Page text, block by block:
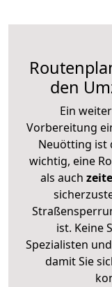
den
Ein
Vorbereitung
Neuötting ist
wichtig, eine
als auch
ist. Keine
Spezialisten
damit Sie